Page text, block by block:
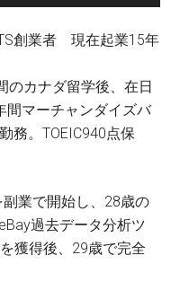
創業者 現在起業15年
のカナダ留学後、在日
間マーチャンダイズバ
務。TOEIC940点保
業で開始し、28歳の
過去データ分析ツ
獲得後、29歳で完全